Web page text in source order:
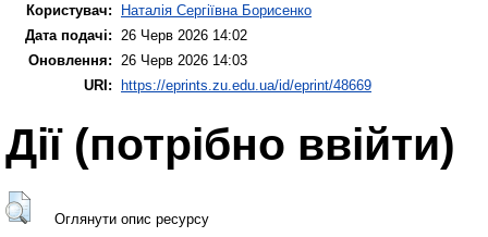
Користувач:
Наталія Сергіївна Борисенко
Дата подачі:
26 Черв 2026 14:02
Оновлення:
26 Черв 2026 14:03
URI: https://eprints.zu.edu.ua/id/eprint/48669
Дії ​​(потрібно ввійти)
Оглянути опис ресурсу